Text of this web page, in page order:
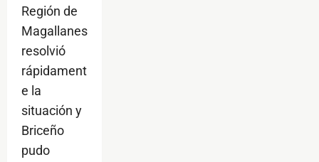
Región de
Magallanes
resolvió
rápidament
e la
situación y
Briceño
pudo